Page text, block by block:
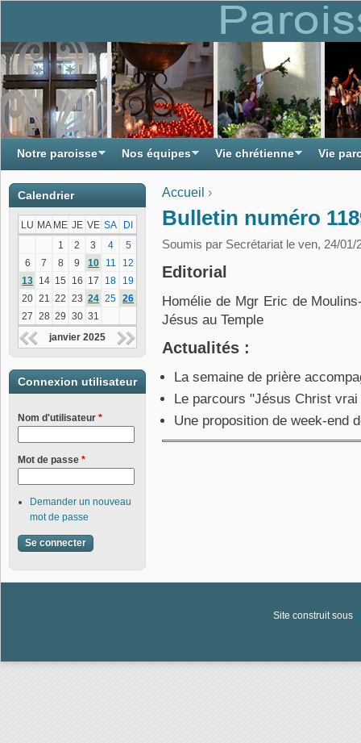
Vous êtes ici
Accueil ›
Bulletin numéro
Soumis par Secrétariat le ven, 24/01/
Editorial
Homélie de Mgr Eric de
Jésus au Temple
Actualités :
La semaine de prière
Le parcours "Jésus Christ
Une proposition de week-end
Notre paroisse Nos équipes Vie chrétienne Vie
Calendrier
LU MA ME JE VE SA
DI
1
2 3 4
5
6
7 8 9 10 11
12
13 14 15 16 17 18
19
20 21 22 23 24 25 26
27 28 29 30 31
janvier 2025
Connexion utilisateur
Nom d'utilisateur *
Mot de passe *
Demander un nouveau
mot de passe
Site construit sous